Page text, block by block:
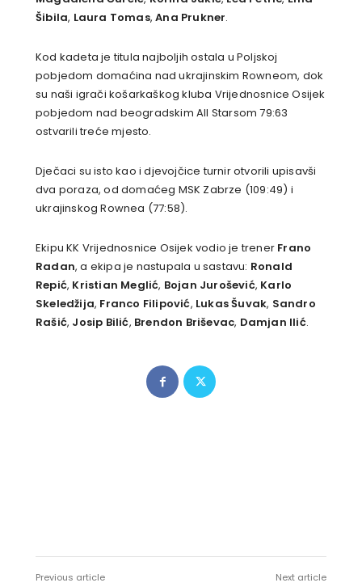
Šibila, Laura Tomas,Ana Prukner.
Kod kadeta je titula najboljih ostala u Poljskoj
pobjedom domaćina nad ukrajinskim Rowneom, dok
su naši igrači košarkaškog kluba Vrijednosnice Osijek
pobjedom nad beogradskim All Starsom 79:63
ostvarili treće mjesto.
Dječaci su isto kao i djevojčice turnir otvorili upisavši
dva poraza, od domaćeg MSK Zabrze (109:49) i
ukrajinskog Rownea (77:58).
Ekipu KK Vrijednosnice Osijek vodio je trener Frano
Radan, a ekipa je nastupala u sastavu: Ronald
Repić, Kristian Meglić, Bojan Jurošević, Karlo
Skeledžija, Franco Filipović, Lukas Šuvak, Sandro
Rašić, Josip Bilić, Brendon Briševac, Damjan Ilić.
Previous article Next article